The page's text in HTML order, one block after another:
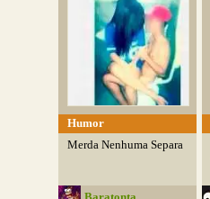
Humor
Merda Nenhuma Separa